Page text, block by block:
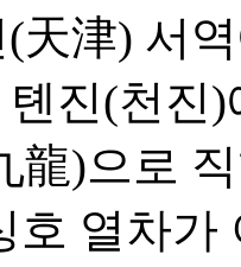
天津) 서
진(천진)
龍)으로
호 열차가